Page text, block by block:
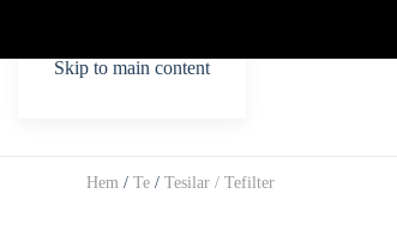
Skip to main content
Hem / Te / Tesilar / Tefilter